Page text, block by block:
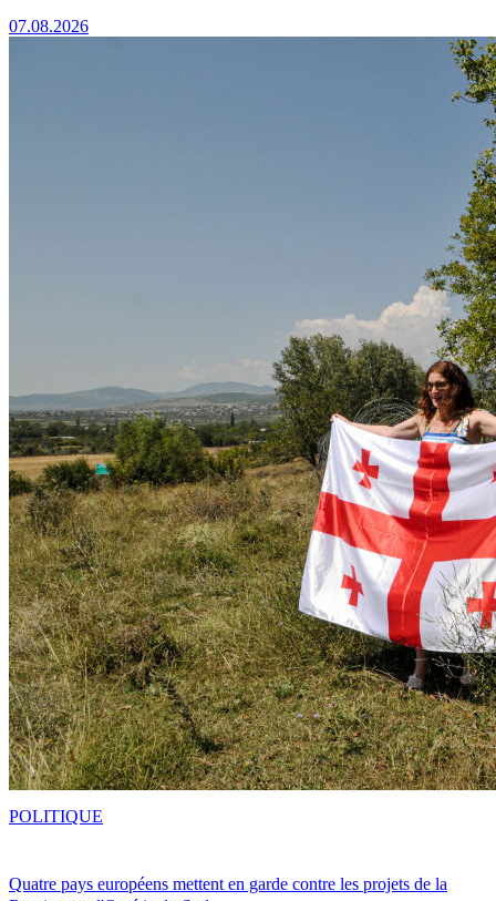
07.08.2026
Quatre pays européens mettent en garde contre les projets de la
POLITIQUE